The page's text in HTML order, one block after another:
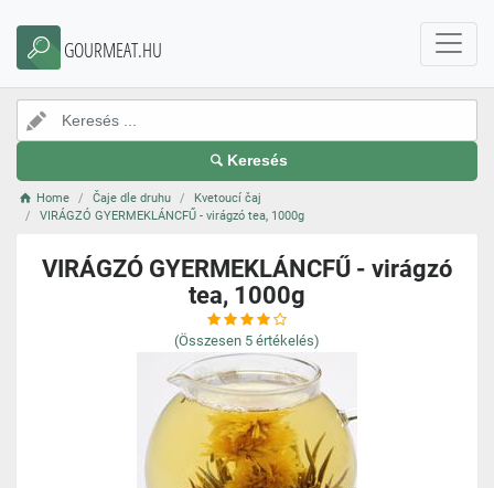
GOURMEAT.HU
Keresés
Home Čaje dle druhu
Kvetoucí čaj
VIRÁGZÓ GYERMEKLÁNCFŰ - virágzó tea, 1000g
VIRÁGZÓ GYERMEKLÁNCFŰ - virágzó
tea, 1000g
(Összesen 5 értékelés)